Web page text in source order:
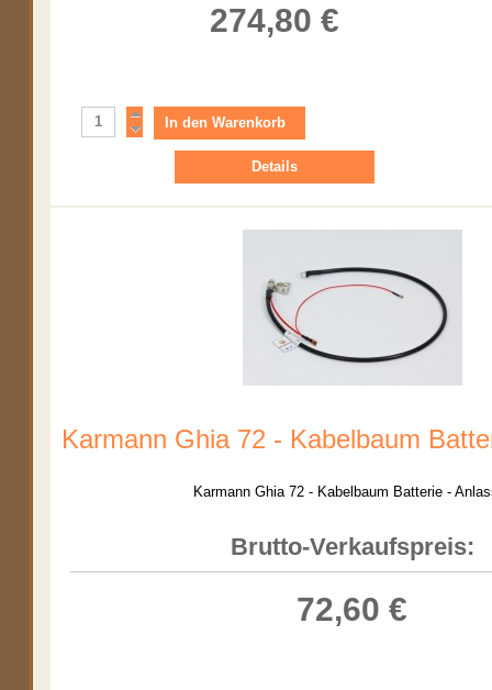
274,80 €
Details
Karmann Ghia 72 - Kabelbaum
Karmann Ghia 72 - Kabelbaum Batterie -
Brutto-Verkaufspreis:
72,60 €